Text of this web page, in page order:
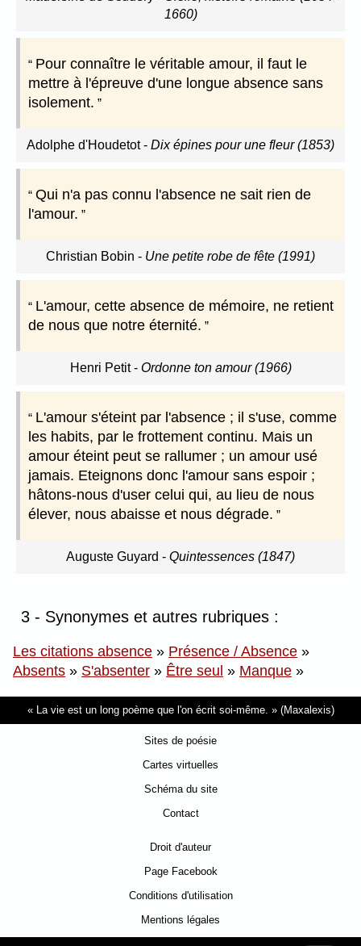
1660)
Pour connaître le véritable amour, il faut le
mettre à l'épreuve d'une longue absence sans
isolement.
Adolphe d'Houdetot- Dix épines pour une fleur (1853)
Qui n'a pas connu l'absence ne sait rien de
l'amour.
Christian Bobin - Une petite robe de fête (1991)
L'amour, cette absence de mémoire, ne retient
de nous que notre éternité.
Henri Petit- Ordonne ton amour (1966)
L'amour s'éteint par l'absence ; il s'use, comme
les habits, par le frottement continu. Mais un
amour éteint peut se rallumer ; un amour usé
jamais. Eteignons donc l'amour sans espoir ;
hâtons-nous d'user celui qui, au lieu de nous
élever, nous abaisse et nous dégrade.
Auguste Guyard - Quintessences (1847)
3 - Synonymes et autres rubriques :
Les citations absence » Présence / Absence »
Absents » S'absenter » Être seul » Manque »
La vie est un long poème que l'on écrit soi-même. (Maxalexis)
Sites de poésie
Cartes virtuelles
Schéma du site
Contact
Droit d'auteur
Page Facebook
Conditions d'utilisation
Mentions légales